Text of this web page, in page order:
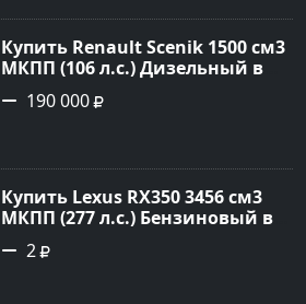
Авторынок23
Купить Renault Scenik 1500 см3
МКПП (106 л.с.) Дизельный в
Белореченск: цвет Голубой
Универсал 2007 года по цене
190 000
Купить Lexus RX350 3456 см3
МКПП (277 л.с.) Бензиновый в
Краснодар: цвет
Перламутрово-белый
2